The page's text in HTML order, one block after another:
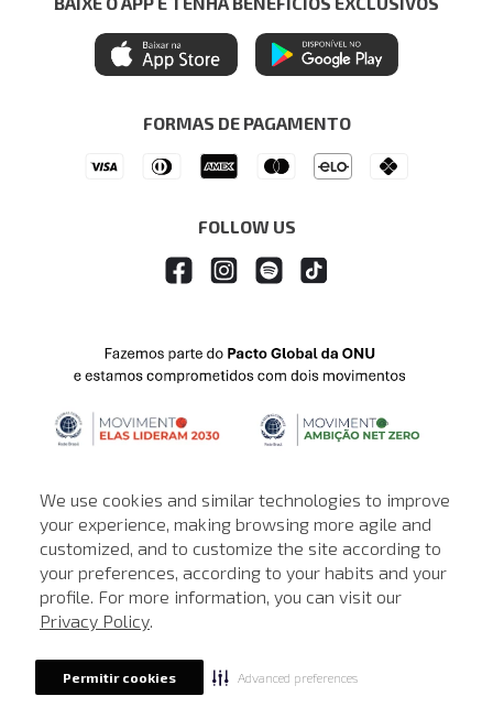
We use cookies and similar technologies to improve
your experience, making browsing more agile and
customized, and to customize the site according to
your preferences, according to your habits and your
profile. For more information, you can visit our
Privacy Policy.
Permitir cookies Advanced preferences
Central de Preferências
Ética e Sustentabilidade
Regulamentos
Seja um Revendedor
Mastercard
Itau Personnalite
FORMAS DE PAGAMENTO
FOLLOW US
© © Copyright 2000-2026 - Todos os direitos reservados. A Loja de
John John reserva-se no direito de corrigir ou alterar informações
Em caso de dúvidas:0800 990 5500.
Horário de Atendimentodas 8h às 20h de segunda a sábado, exceto